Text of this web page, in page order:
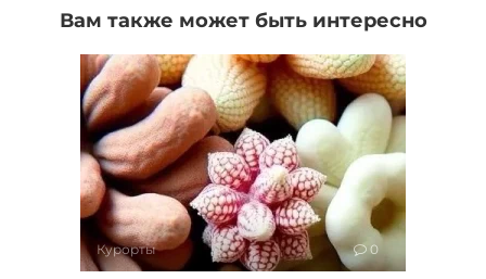
Вам также может быть интересно
Курорты 0